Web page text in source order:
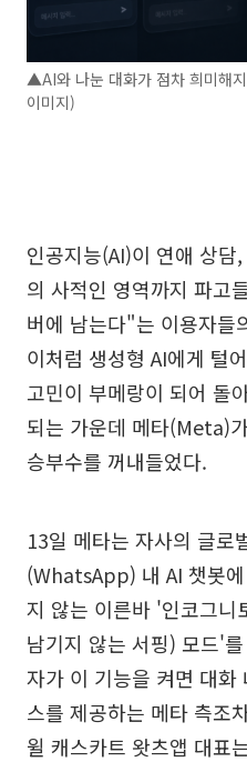
▲AI와 나눈 대화가 점차 희미해
이미지)
인공지능(AI)이 연애 상
의 사적인 영역까지 파고
버에 남는다"는 이용자들
이처럼 생성형 AI에게 털
고민이 부메랑이 되어 돌
되는 가운데 메타(Meta)
승부수를 꺼내들었다.
13일 메타는 자사의 글로
(WhatsApp) 내 AI 챗봇
지 않는 이른바 '인코그
남기지 않는 서핑) 모드'
자가 이 기능을 켜면 대화
스를 제공하는 메타 측조
윌 캐스카트 왓츠앱 대표